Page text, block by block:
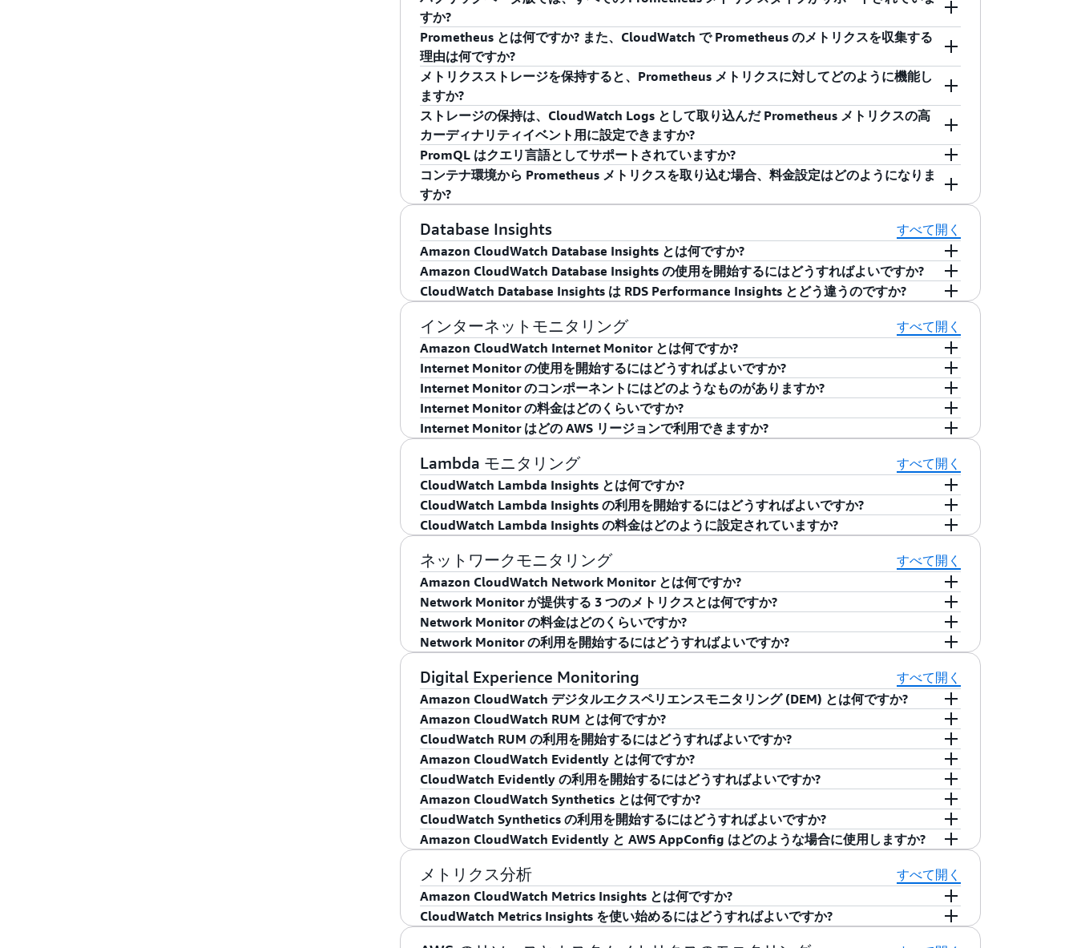
異常が通知されるようにすることもできます。
環境内のリスクを特定し、エンドユーザーエクスペリエンスに影響が生じる前にプロアクティ
ブな対策を講じることができます。強化オブザーバビリティを備えた Container Insights は、
簡単に利用を開始できます。EKS 用の CloudWatch Observability アドオンを使用してクラスタ
ーを自動導入するか、ECS を一度切り替えてオプトインすることで、すぐにテレメトリの取り
込みを開始できます。
の強化がない場合でも、Container Insightsはクラスターレベルとサービスレベルで集約メトリ
クスを提供します。
ーバビリティを強化できます。ECS の場合、クラスター作成ワークフローの [監視] タブで拡
張を切り替えるか、既存のクラスターを更新して同じ操作を行い、オブザーバビリティを強化
した Container Insights をオンボードします。ECS のアカウントレベルで、強化されたオブザ
ーバビリティを組み込むこともできます。これにより、そのアカウントで新たに追加されたク
ラスターはすべて、追加設定なしですぐにオブザーバビリティが強化された Container
Insights をオンボーディングできるようになります。詳細については、CloudWatch Container
Insights のドキュメントを参照してください。
ォーマンスメトリクス、ログ、メタデータの収集を開始できます。Container Insights の利用
を開始するには、Amazon CloudWatch Container Insights のドキュメントに記載されている手
順に従ってください。
EKS、EC2 で実行されている Amazon ECS、AWS Fargate をサポートしています。
Container Insights の料金の詳細については、
CloudWatch 料金表ページ をご覧ください 。
すか?
いいえ。現在サポートされているメトリクスタイプはゲージとカウンターです。ヒストグラム
および概要のメトリクスは今後リリース予定です。
Prometheus とは何ですか? また、CloudWatch で Prometheus のメトリクスを収集する
理由は何ですか?
Prometheus は、人気のあるオープンソースの監視プロジェクトで、 クラウドネイティブコン
ピューティング財団 (CNCF)の一部となっています。オープンソースコミュニティは 150 以上
のプラグインを構築し、DevOps チームがアプリケーションからプルベースのアプローチを使
って収集されるカスタムメトリックを公開するために使用できるフレームワークを定義しまし
た。この新機能により、DevOps チームは、AWS App Mesh、NGINX、Java/JMX などのコンテ
ナ化されたワークロードのサービスを自動的に検出できます。次に、それらのサービスでカス
タムメトリックを公開し、CloudWatch でメトリックを取り込みます。CloudWatch ユーザー
は、Prometheus メトリクスの収集と集計を管理することにより、必要なモニタリングツール
の数を削減しながら、アプリケーションのパフォーマンスの低下と障害のモニタリング、トラ
ブルシューティング、警告をより迅速に実行できます。
メトリクスストレージを保持すると、Prometheus メトリクスに対してどのように機能し
ますか?
Prometheus メトリクスは、CloudWatch カスタムメトリクスとして自動的に取り込まれま
す。保持期間は、自動ロールアップを使用したメトリクスデータポイントあたり 15 か月にな
ります (60 秒未満は 3 時間、1 分は 15 日間、5 分は 63 日間、1 時間は 15 か月利用可能)。詳
細については、 CloudWatch メトリクスの保持に関するドキュメントをご覧ください。
ストレージの保持は、CloudWatch Logs として取り込んだ Prometheus メトリクスの高
カーディナリティイベント用に設定できますか?
はい。各 Kubernetes (k8s) クラスターには、設定可能な独自の保持期間が設定されたイベント
向けの独自のロググループ (/aws/containerinsights//prometheus など) があります。詳細につ
いては、ロググループの保持に関するドキュメントをご覧ください。
PromQL はクエリ言語としてサポートされていますか?
いいえ。すべてのメトリクスは CloudWatch Logs イベントとして取り込まれ、クエリには
CloudWatch Logs Insights クエリを使用します。詳細については、CloudWatch Logs Insights
の検索言語構文に関するドキュメント
コンテナ環境から Prometheus メトリクスを取り込む場合、料金設定はどのようになりま
すか?
(1) ギガバイト (GB) 単位で取り込まれた CloudWatch Logs、(2) 保存された CloudWatch
Logs、(3) CloudWatch カスタムメトリクスに使用した分に対してお支払いいただきます。
AWS リージョンの料金については、CloudWatch の料金ページをご覧ください。
Database Insights
すべて開く
Amazon CloudWatch Database Insights とは何ですか?
CloudWatch Database Insights は、DevOps エンジニア、アプリケーション開発者、データベ
ース管理者 (DBA) に精選した機能を提供するよう設計された、データベースオブザーバビリテ
ィソリューションです。データベースのトラブルシューティングを効率化し、データベースフ
リートの健全性に対する総合的なビューを提供します。 これは Amazon Aurora データベース
と RDS データベースで利用できます。
CloudWatch Database Insights では、アプリケーションおよびデータベース、またそれらを実
行するオペレーティングシステムのログとメトリクスを、コンソールの一元的なビューに統合
します。DevOps エンジニアは、事前構築済みのダッシュボード、推奨アラーム、自動化され
ブルシューティングエクスペリエンスで個々のインスタンスの詳細を確認し、根本原因を分析
することができます。アプリケーション開発者は、データベースの依存関係による影響を、ビ
ジネス上重要なアプリケーションのパフォーマンスおよび可用性に関連付けて把握することが
できます。これは、CloudWatch Application Signals のアプリケーションパフォーマンスビュ
確認できるためです。
Amazon CloudWatch Database Insights の使用を開始するにはどうすればよいですか?
CloudWatch の Database Insights の使用を開始するには、Aurora クラスターおよび RDS デー
タベースで有効化します。Database Insights では、ランディングページを通じてデータベース
フリート全体の状態とパフォーマンスを可視化できるようになりました。ランディングページ
では、インスタンスレベルのダッシュボードに移動してデータベースと SQL の詳細なクエリ
分析を行うことができます。
Database Insights はすべてのパブリック AWS リージョンで利用でき、新しい vCPU ベースの
料金が適用されます。詳細については料金表ページをご覧ください。その他の詳細について
CloudWatch Database Insights は RDS Performance Insights とどう違うのですか?
RDS Performance Insights は、標準のデータベースパフォーマンスのチューニングと監視
を行う機能です。この機能により、ユーザーは事前構築済みのダッシュボードで、一度に
つき 1 つのインスタンスを対象に、データベースの負荷を評価できます。
CloudWatch Database Insights には RDS Performance Insights 機能が含まれています。これ
は高度で包括的なデータベースオブザーバビリティ機能で、DevOps エンジニアとデータベ
ース管理者 (DBA) が、データベースおよび対応するアプリケーションのトラブルシューテ
Application Signals によるアプリケーションパフォーマンスモニタリング (APM) との統
合、データベースメトリクスとログやイベントの関連付け、SQL クエリ統計の視覚化など
を実行できます。
インターネットモニタリング
すべて開く
Amazon CloudWatch Internet Monitor とは何ですか?
Amazon CloudWatch Internet Monitor は、AWS でホストされるアプリケーションとアプリケ
ーションエンドユーザー間のインターネットの可用性や、パフォーマンスメトリクスの継続的
なモニタリングに役立つ機能です。Internet Monitor を使用すると、問題の影響を迅速に可視
化して影響を受ける場所やプロバイダーを特定できます。これにより、エンドユーザーのネッ
トワークエクスペリエンスの向上を図ることができます。トラフィックパターンとヘルスイベ
ントをグローバルに把握し、さまざまな地理的詳細レベルでイベントに関する情報を掘り下げ
ることが可能です。問題の原因が AWS ネットワークにある場合は、AWS Health Dashboard
に、AWS が行う問題緩和のためのステップに関する通知が届きます。Internet Monitor が提供
するインサイトと推奨事項を参考にしてその他の AWS サービスを使用することで、ユーザー
エクスペリエンスを向上させることもできます。
Internet Monitor の使用を開始するにはどうすればよいですか?
Internet Monitor を使用するには、モニターを作成し、アプリケーションのリソースを
Internet Monitor、Amazon Virtual Private Cloud (VPC)、CloudFront ディストリビューショ
ン、WorkSpaces ディレクトリと関連付け、Internet Monitor がアプリケーションのインターネ
ットトラフィックの場所を把握できるようにします。そして、Internet Monitor は、アプリケ
ーションと通信する場所やネットワークに特化したインターネット測定値を AWS から提供し
ます。
その後、CloudWatch ダッシュボードを使用して、ヘルスイベントについて学び、パフォーマ
タを探索し、エンドユーザーのパフォーマンスを改善するためにアプリケーションを設定する
方法に関するインサイトを得ることができます。
Internet Monitor はインターネットの測定値を CloudWatch Logs と CloudWatch Metrics にパブ
リッシュするので、CloudWatch ツールを使用して、簡単に、アプリケーションに固有の地理
とネットワークにおけるアプリケーションの正常性をより良く理解することができます。
Internet Monitor では、Amazon EventBridge にヘルスイベントを送信する通知も設定できま
す。
Internet Monitor のコンポーネントにはどのようなものがありますか?
Internet Monitor については、サービスで参照することになるコンポーネントや概念に関する
知識があると理解に役立ちます。Internet Monitor では、Monitor、CloudWatch Logs、
CloudWatch メトリクス、都市ネットワーク、ヘルスイベント、AS 番号 (ASN)、モニタリング
対象リソース、インターネット測定、ラウンドトリップ時間、転送されるバイト、パフォーマ
ンスと可用性のスコアを使用または参照します。
これらのコンポーネントの簡単な説明は、ドキュメントをご覧ください。
Internet Monitor の料金はどのくらいですか?
Internet Monitor の料金は、モニタリング対象リソースごとの料金、都市ネットワークごとの
料金、CloudWatch Logs にパブリッシュされる診断ログの料金によって決まります。詳細につ
いては、Amazon CloudWatch Internet Monitor の料金ページをご覧ください。
Internet Monitor はどの AWS リージョンで利用できますか?
Internet Monitor の場合、リージョンのサポート状況は、モニターに追加するリソースの種類
によって変わります。Amazon CloudFront ディストリビューションと Amazon WorkSpaces デ
ィレクトリの場合、Internet Monitor はサポートされているすべてのリージョンで利用可能で
す。Amazon Virtual Private Cloud (VPC) の場合、オプトインリージョンからの VPC は、同じ
リージョンで作成されたモニターにのみ追加することができます。サポートされている AWS
リージョンの完全なリストについては、
Amazon CloudWatch Internet Monitor のエンドポイン
トを参照してください。
Lambda モニタリング
すべて開く
CloudWatch Lambda Insights とは何ですか?
CloudWatch Lambda Insights は、Lambda 関数のパフォーマンスとコストのモニタリング、ト
ラブルシューティング、最適化を実行する機能です。Lambda Insights では、Lambda 環境に影
響するパフォーマンスの問題を簡単に分離および分析できます。DevOps やシステムエンジニ
アは、CloudWatch コンソールの自動ダッシュボードにアクセスして、AWS Lambda関数のパ
フォーマンスと状態を要約したメトリクス、ログ、トレースの運用状況をエンドツーエンドで
可視化できます。
CloudWatch Lambda Insights の利用を開始するにはどうすればよいですか?
Lambda 関数から詳細なパフォーマンスのメトリクス、ログ、メタデータを収集するには、
CloudWatch Lambda Insights のドキュメント
CloudWatch Lambda Insights の料金はどのように設定されていますか?
CloudWatch Lambda Insights は、お客様の Lambda 関数から CloudWatch Logs として取り込
んだパフォーマンスイベントより自動でカスタムメトリクスを収集します。料金の詳細につい
ては、CloudWatch の料金ページをご覧ください。
ネットワークモニタリング
すべて開く
Amazon CloudWatch Network Monitor とは何ですか?
Network Monitor は、AWS でホストされているアプリケーションをオンプレミスの宛先に接続
するネットワークのパフォーマンスと可視性を提供します。Network Monitor を利用すると、
ハイブリッドネットワーク接続のパケット損失とレイテンシーの視覚化、アラートとしきい値
の設定、およびエンドユーザーのネットワークエクスペリエンスを改善するための措置の実行
を迅速に行うことができます。ハイブリッドネットワーク接続が AWS Direct Connect 経由で
ある場合、Network Monitor を利用することで、ネットワークパフォーマンスの低下の原因を
数分以内に特定できます。
Network Monitor が提供する 3 つのメトリクスとは何ですか?
Network Monitor は、モニターで設定されている各プローブの往復レイテンシーとパケット損
失に関する情報を提供します。さらに、AWS Direct Connect 経由のハイブリッドネットワーク
接続の場合、Network Monitor は AWS Network Health Indicator のメトリクスを提供します。
これらのメトリクスは、VPC サブネットごとおよび宛先エンドポイントごとに集計され、
Amazon CloudWatch に発行されます。その後、Network Monitor コンソール内から
CloudWatch ダッシュボードにアクセスして、これらのメトリクスを表示したり、アラームを
設定したりできるほか、AWS ネットワークの正常性ステータスを表示して、ネットワークの
問題がいつパフォーマンスに影響したかを確認できます。記録されたメトリクスの 30 日分の
履歴を観察してパケット損失と往復レイテンシーのベンチマーク試験を実行する、ネットワー
クイベントの通知アラームを設定するといった操作もできます。
Network Monitor の料金はどのくらいですか?
Network Monitor の料金は、モニタリング対象リソースごとの料金と、CloudWatch に発行さ
れるメトリクスの料金から構成されます。詳細については、
Amazon CloudWatch 料金表の
[Network Monitor] タブをご覧ください。
Network Monitor の利用を開始するにはどうすればよいですか?
Network Monitor を利用するには、モニターを作成し、アプリケーションのリソースをそのモ
ニターに関連付けます。Amazon Virtual Private Cloud (VPC) に属する送信元サブネットを選択
し、オンプレミスネットワーク内の宛先 IP アドレスを選択します。Network Monitor は、単一
のモニター内に、送信元と宛先の可能な組み合わせのメッシュ (各組み合わせはプローブと呼
ばれます) を作成します。Network Monitor の作成は AWS によって完全に管理されており、モ
ニターを設定してから数分以内にリアルタイムのメトリクスを表示できるようになります。
Network Monitor は、これらのリアルタイムメトリクスを CloudWatch Metrics に提供するた
め、CloudWatch のツールを簡単に使用して、ネットワークに固有の AWS リージョンのネッ
トワークの正常性をより深く理解できるようになります。詳細な設定手順については、
CloudWatch のドキュメントをご覧ください。
Digital Experience Monitoring
すべて開く
Amazon CloudWatch デジタルエクスペリエンスモニタリング (DEM) とは何ですか?
Amazon CloudWatch DEM を使用すると、エンドユーザーがアプリケーションをどのように体
験するか (パフォーマンス、アベイラビリティ、ユーザビリティなど) をモニタリングできま
す。
断続的な問題を発見し、ユーザートラフィックがない場合でも通知を受け取り、CloudWatch
Synthetic Canary を使用してエンドポイントと UI をモニタリングします。CloudWatch RUM
で合成モニタリングを補完して、エンドユーザーへの影響を理解し、デジタルエクスペリエン
うことで、エンドユーザーのデジタルエクスペリエンスを向上させることができます。
Amazon CloudWatch RUM とは何ですか?
Amazon CloudWatch RUM とは、アプリケーションのクライアント側のパフォーマンスを可視
化して、解決までの平均時間 (MTTR) を短縮するのに役立つリアルタイムのユーザーモニタリ
ング機能です。CloudWatch RUM を使用すると、リアルユーザーモニタリングを実行し、実際
のユーザーセッションによるウェブおよびモバイルアプリケーションのパフォーマンスに関す
るクライアント側データを、ほぼリアルタイムで収集および表示することができます。ウェブ
アプリケーションについては、ページの読み込み時間、クライアント側のエラー、ユーザーの
動作を分析できます。モバイルアプリケーションでは、画面の読み込み時間、アプリの起動時
間、ネットワークエラー、クラッシュ、プラットフォーム固有の問題 (Android の ANR (アプリ
ケーションが応答しない)、iOS アプリのハングアップなど) をモニタリングできます。このデ
ータ表示では、すべての集約データの他、デバイスタイプ別やオペレーティングシステム別な
ど、アプリケーションの利用状況に合わせた特性による内訳も確認できます。
CloudWatch RUM の利用を開始するにはどうすればよいですか?
モバイルアプリケーションをモニタリングするには、モバイルプラットフォーム用に設定され
たアプリケーションモニターを作成し、AWS Distro for OpenTelemetry (ADOT) SDK をアプリ
ケーションに統合します。モバイル用 RUM は、OpenTelemetry Protocol (OTLP) を使用して、
テレメトリデータを専用の OTLP エンドポイントに送信します。ウェブ用の場合は、
CloudWatch RUM でアプリモニターを作成し、アプリケーションの HTML ヘッダーに
Lightweight ウェブクライアントを追加します。これで、CloudWatch RUM のダッシュボード
を使用して、さまざまな位置情報、デバイス、プラットフォーム、ブラウザからユーザーイン
サイトを受け取ることができるようになります。
Amazon CloudWatch Evidently とは何ですか?
Amazon CloudWatch Evidently では、一般向けの公開前に新機能のテストを行い、意図しない
挙動を特定して、新機能の公開に伴うリスクを低減することができます。 Evidently により、
リリース前にアプリケーションスタック全体で新機能を検証できるため、より安全なリリース
が可能になります。 新機能をリリースするときは、小規模なユーザーベースに公開し、ペー
ジのロード時間やコンバージョンなどの主要なメトリクスをモニタリングしてから、トラフィ
ックをダイヤルアップできます。また Evidently を使用すると、デベロッパーはさまざまな設
計を試したり、ユーザーデータを収集したり、本番環境で最も効果的な設計をリリースしたり
することもできます。高度な統計知識を必要とせずに、実験結果を解釈し行動できるように支
援します。Evidently の統計エンジンが提供するインサイト (時間を問わない p 値や信頼区間な
CloudWatch Evidently の利用を開始するにはどうすればよいですか?
CloudWatch RUM JavaScript コードスニペットを使用すると、クライアント側のユーザージャ
ーニーとパフォーマンスメトリクスを収集できます。必要に応じて、Evidently API を使用して
コンバージョンなどのカスタムメトリクスを追加することもできます。次に、テストする新機
能を CloudWatch Evidently SDK に搭載できます。これにより、ユーザーが新機能にアクセス
する方法を制御できます。これで、AWS コンソールまたは CLI のいずれかを使用して、起動お
よびテストを実行できます。
Amazon CloudWatch Synthetics とは何ですか?
Amazon CloudWatch Synthetics を使用すると、アプリケーションエンドポイントのモニタリ
ングが簡単になります。CloudWatch Synthetics は 24 時間 365 日、エンドポイントでテスト
を実行し、アプリケーションエンドポイントで予期しない動作を発見した場合にはすぐに警告
します。これらのテストには、可用性、レイテンシー、トランザクション、壊れているか途切
れたリンク、タスクのステップごとの完了、ページロードエラー、UI アセットのロードレイテ
ンシー、複雑なウィザードのフロー、アプリケーションでのチェックアウトフローなどをモニ
CloudWatch Synthetics の利用を開始するにはどうすればよいですか?
CloudWatch Synthetics は簡単に使用を開始できます。最初に渡す Canary は数分で作成できま
す。詳細については、
をご覧ください。
Amazon CloudWatch Evidently と AWS AppConfig はどのような場合に使用しますか?
この 2 つのサービスは別々に使用できますが、一緒に使用するとさらに便利です。
AppConfig は、AWS Systems Manager の機能であり、機能フラグやその他のアプリケーショ
ン設定を作成、管理、およびデプロイするために使用できます。新しい機能を開発するとき
は、AppConfig を使用して新しい機能を本番環境にデプロイできますが、フラグトグルの背後
メトリクス分析
すべて開く
Amazon CloudWatch Metrics Insights とは何ですか?
CloudWatch Metrics Insights は、運用メトリクスをリアルタイムで細かく分析し、標準 SQL ク
CloudWatch Metrics Insights を使い始めるにはどうすればよいですか?